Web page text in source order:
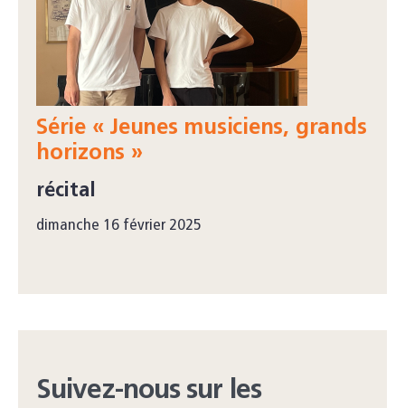
Série « Jeunes musiciens, grands
horizons »
récital
dimanche 16 février 2025
Suivez-nous sur les